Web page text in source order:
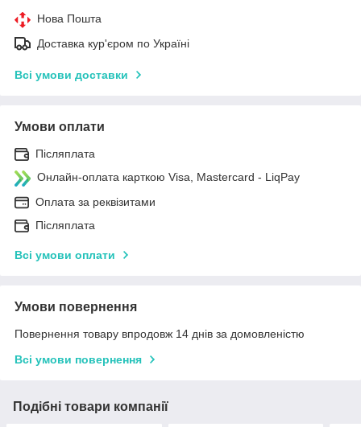
Нова Пошта
Доставка кур'єром по Україні
Всі умови доставки
Умови оплати
Післяплата
Онлайн-оплата карткою Visa, Mastercard - LiqPay
Оплата за реквізитами
Післяплата
Всі умови оплати
Умови повернення
Повернення товару впродовж 14 днів за домовленістю
Всі умови повернення
Подібні товари компанії